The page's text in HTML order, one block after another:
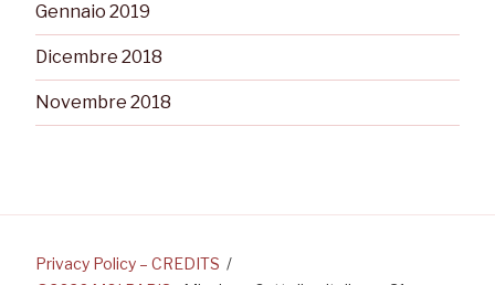
Gennaio 2019
Dicembre 2018
Novembre 2018
Privacy Policy – CREDITS